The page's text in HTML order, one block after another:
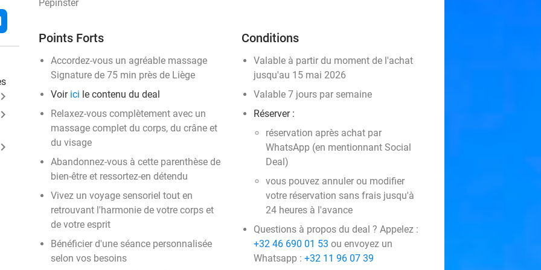
keyboard_arrow_right
keyboard_arrow_right
keyboard_arrow_right
Pepinster
Points Forts
Accordez-vous un agréable massage
Signature de 75 min près de Liège
Voir ici le contenu du deal
Relaxez-vous complètement avec un
massage complet du corps, du crâne et
du visage
Abandonnez-vous à cette parenthèse de
bien-être et ressortez-en détendu
Vivez un voyage sensoriel tout en
retrouvant l'harmonie de votre corps et
de votre esprit
Bénéficier d'une séance personnalisée
selon vos besoins
Conditions
Valable à partir du moment de l'achat
jusqu'au 15 mai 2026
Valable 7 jours par semaine
Réserver :
réservation après achat par
WhatsApp (en mentionnant Social
Deal)
vous pouvez annuler ou modifier
votre réservation sans frais jusqu'à
24 heures à l'avance
Questions à propos du deal ? Appelez :
+32 46 690 01 53 ou envoyez un
Whatsapp : +32 11 96 07 39